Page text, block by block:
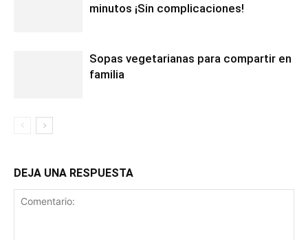
minutos ¡Sin complicaciones!
Sopas vegetarianas para compartir en
familia
DEJA UNA RESPUESTA